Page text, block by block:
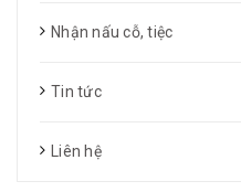
Nhận nấu cỗ, tiệc
Tin tức
Liên hệ